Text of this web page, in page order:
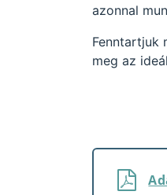
azonnal
Fenntartjuk
meg az